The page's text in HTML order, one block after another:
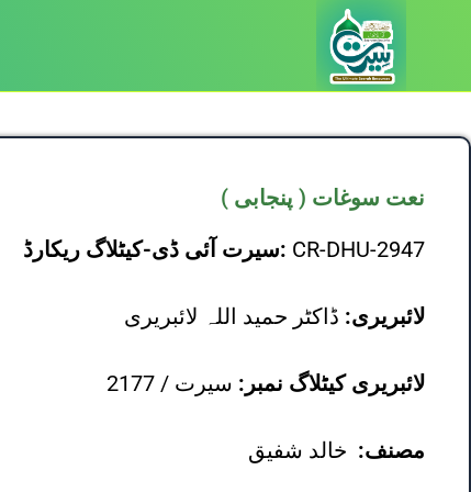
نعت سوغات ( پنجابی )
سیرت آئی ڈی-کیٹلاگ ریکارڈ: CR-DHU-2947
لائبریری: ڈاکٹر حمید اللہ لائبریری
لائبریری کیٹلاگ نمبر: سیرت / 2177
مصنف: خالد شفیق